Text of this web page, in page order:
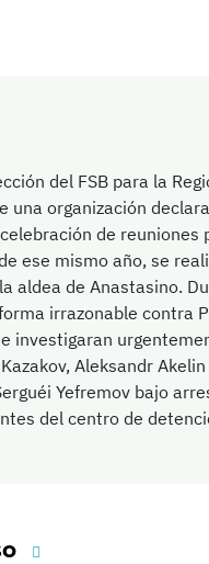
del FSB para la
una organización
de reuniones
ese mismo año, se
aldea de Anastasino.
irrazonable contra
investigaran
Aleksandr
Yefremov bajo
del centro de